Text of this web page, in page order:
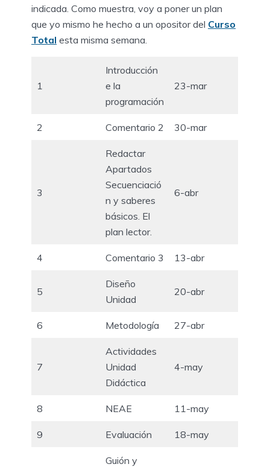
indicada. Como muestra, voy a poner un plan
que yo mismo he hecho a un opositor del Curso
Total esta misma semana.
1
Introducción
e la
programación
23-mar
2 Comentario 2 30-mar
3
Redactar
Apartados
Secuenciació
n y saberes
básicos. El
plan lector.
6-abr
4 Comentario 3 13-abr
5
Diseño
Unidad
20-abr
6 Metodología 27-abr
7
Actividades
Unidad
Didáctica
4-may
8 NEAE 11-may
9 Evaluación 18-may
Guión y